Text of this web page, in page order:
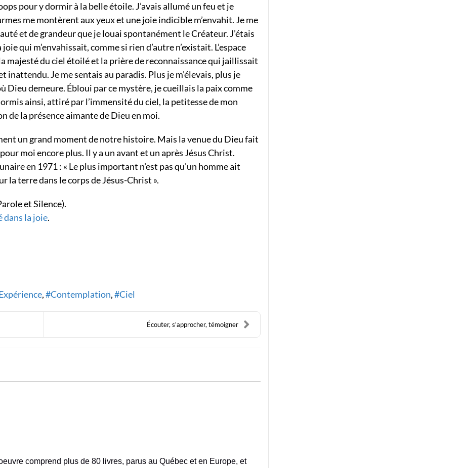
pour y dormir à la belle étoile. J’avais allumé un feu et je
me montèrent aux yeux et une joie indicible m’envahit. Je me
et de grandeur que je louai spontanément le Créateur. J’étais
qui m’envahissait, comme si rien d’autre n’existait. L’espace
majesté du ciel étoilé et la prière de reconnaissance qui jaillissait
Je me sentais au paradis. Plus je m’élevais, plus je
Dieu demeure. Ébloui par ce mystère, je cueillais la paix comme
ainsi, attiré par l’immensité du ciel, la petitesse de mon
de la présence aimante de Dieu en moi.
un grand moment de notre histoire. Mais la venue du Dieu fait
moi encore plus. Il y a un avant et un après Jésus Christ.
en 1971 : « Le plus important n'est pas qu'un homme ait
la terre dans le corps de Jésus-Christ ».
et Silence).
dans la joie.
Contemplation Ciel
Écouter, s'approcher, témoigner
comprend plus de 80 livres, parus au Québec et en Europe, et